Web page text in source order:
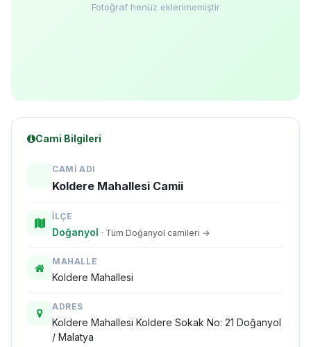
Fotoğraf henüz eklenmemiştir
Cami Bilgileri
CAMI ADI
Koldere Mahallesi Camii
İLÇE
Doğanyol · Tüm Doğanyol camileri →
MAHALLE
Koldere Mahallesi
ADRES
Koldere Mahallesi Koldere Sokak No: 21 Doğanyol
/ Malatya